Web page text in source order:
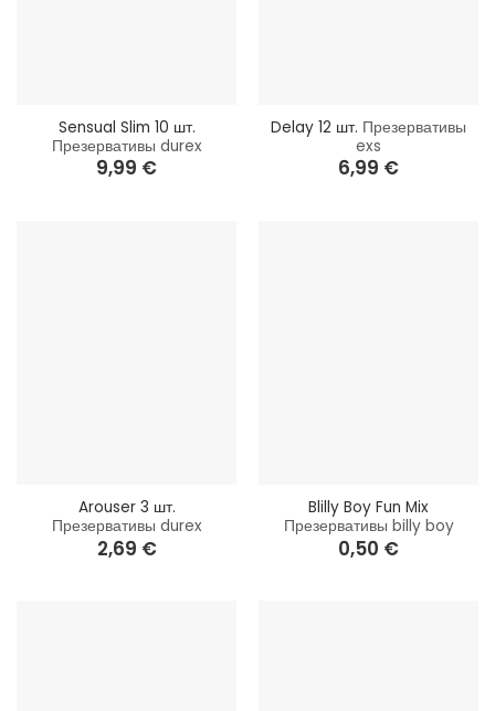
Sensual Slim 10 шт.
Презервативы durex
9,99 €
Delay 12 шт. Презервативы
exs
6,99 €
Arouser 3 шт.
Презервативы durex
2,69 €
Blilly Boy Fun Mix
Презервативы billy boy
0,50 €